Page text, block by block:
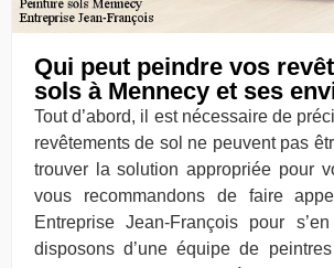
Qui peut peindre vos
sols à Mennecy et ses
Tout d’abord, il est nécessaire de
revêtements de sol ne peuvent pas
trouver la solution appropriée pour
vous recommandons de faire
Entreprise Jean-François pour
disposons d’une équipe de